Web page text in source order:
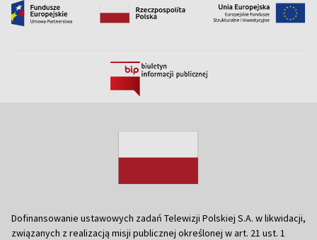
Dofinansowanie ustawowych zadań Telewizji Polskiej S.A. w likwidacji,
związanych z realizacją misji publicznej określonej w art. 21 ust. 1